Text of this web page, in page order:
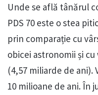
Unde se află tânărul
PDS 70 este o stea
prin comparație cu
obicei astronomii și
(4,57 miliarde de ani).
10 milioane de ani. În